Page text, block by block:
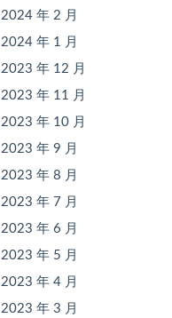
2024 年 2 月
2024 年 1 月
2023 年 12 月
2023 年 11 月
2023 年 10 月
2023 年 9 月
2023 年 8 月
2023 年 7 月
2023 年 6 月
2023 年 5 月
2023 年 4 月
2023 年 3 月